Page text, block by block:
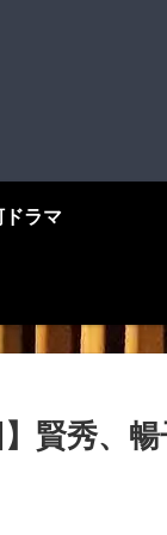
ドラマ
】賢秀、